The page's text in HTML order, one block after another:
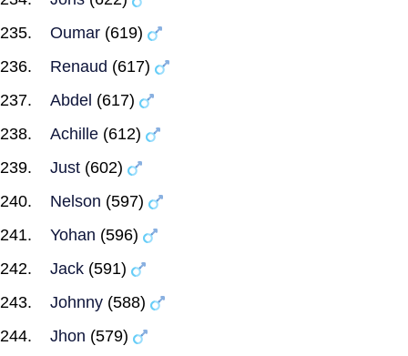
Oumar (619)
Renaud (617)
Abdel (617)
Achille (612)
Just (602)
Nelson (597)
Yohan (596)
Jack (591)
Johnny (588)
Jhon (579)